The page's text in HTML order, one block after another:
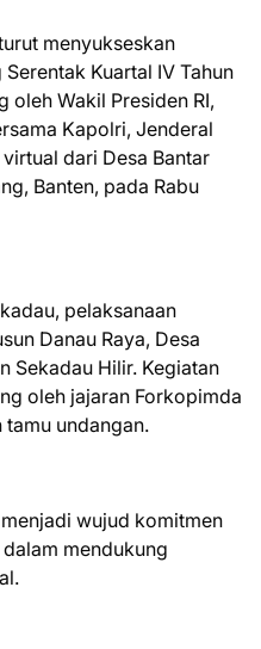
menyukseskan
Kuartal IV Tahun
oleh Wakil Presiden RI,
Kapolri, Jenderal
dari Desa Bantar
Banten, pada Rabu
pelaksanaan
Danau Raya, Desa
Sekadau Hilir. Kegiatan
oleh jajaran Forkopimda
undangan.
wujud komitmen
mendukung